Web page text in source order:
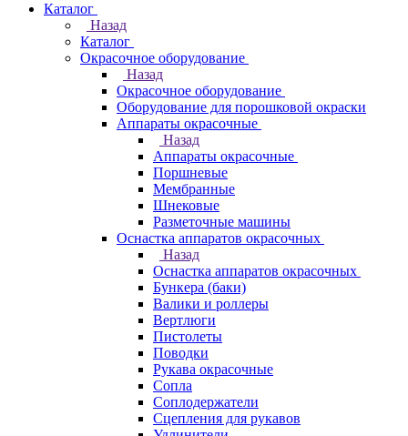
Каталог
Назад
Каталог
Окрасочное оборудование
Назад
Окрасочное оборудование
Оборудование для порошковой окраски
Аппараты окрасочные
Назад
Аппараты окрасочные
Поршневые
Мембранные
Шнековые
Разметочные машины
Оснастка аппаратов окрасочных
Назад
Оснастка аппаратов окрасочных
Бункера (баки)
Валики и роллеры
Вертлюги
Пистолеты
Поводки
Рукава окрасочные
Сопла
Соплодержатели
Сцепления для рукавов